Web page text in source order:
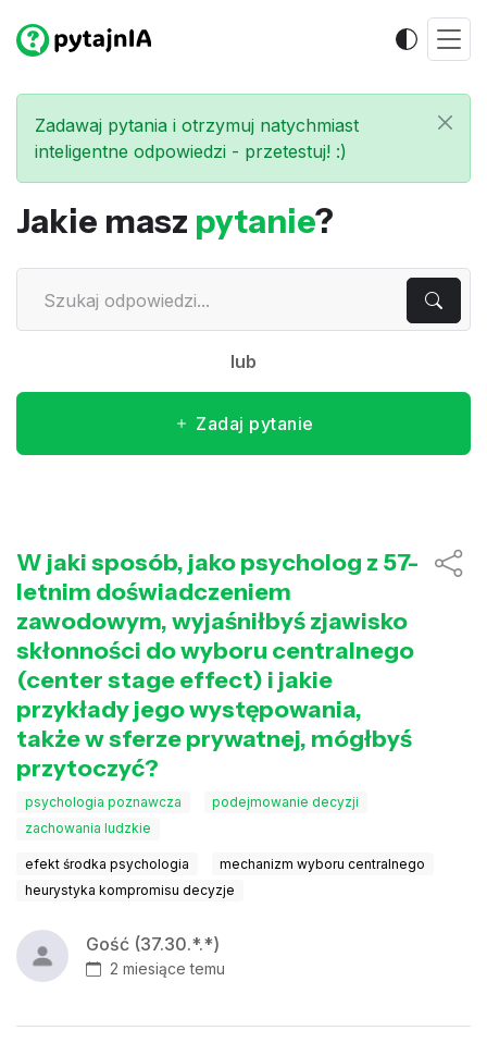
Zadawaj pytania i otrzymuj natychmiast
inteligentne odpowiedzi - przetestuj! :)
Jakie masz pytanie?
lub
Zadaj pytanie
W jaki sposób, jako psycholog z 57-
letnim doświadczeniem
zawodowym, wyjaśniłbyś zjawisko
skłonności do wyboru centralnego
(center stage effect) i jakie
przykłady jego występowania,
także w sferze prywatnej, mógłbyś
przytoczyć?
psychologia poznawcza
podejmowanie decyzji
zachowania ludzkie
efekt środka psychologia
mechanizm wyboru centralnego
heurystyka kompromisu decyzje
Gość (37.30.*.*)
2 miesiące temu